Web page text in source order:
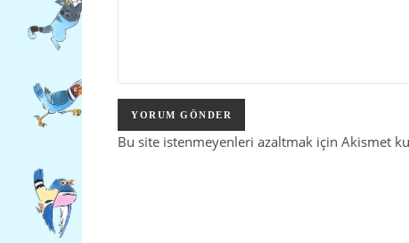
Bu site istenmeyenleri azaltmak için Akismet